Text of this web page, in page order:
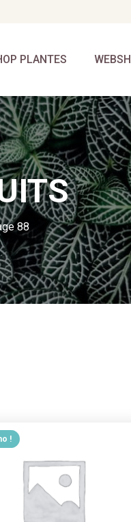
PLANTES
88
!